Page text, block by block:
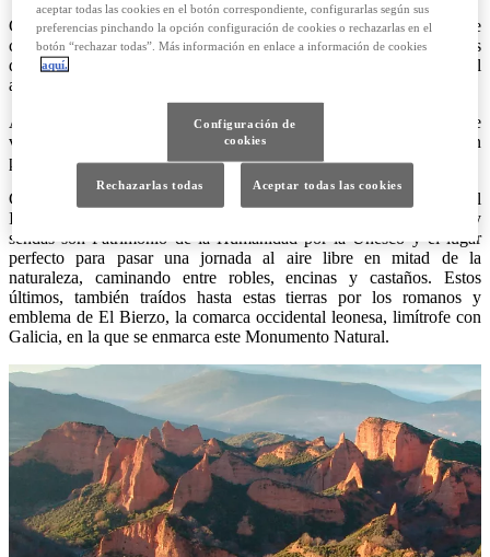
Cae el sol sobre Las Médulas. La luz, hipnótica, estalla fulgurante
contra los pináculos de arenisca roja de estas montañas leonesas
desgarradas por los romanos para extraer oro hace más de dos mil
años.
Arde la tierra, dejando ante nuestros ojos un espectáculo visual que
vale mucho más que aquel millón y medio de pepitas que sirvieron
para engordar las arcas de Roma en la época de Augusto.
Consideradas la mayor mina de oro a cielo abierto de todo el
Imperio Romano, hoy sus canales, grutas, barrancos, cuevas y
sendas son Patrimonio de la Humanidad por la Unesco y el lugar
perfecto para pasar una jornada al aire libre en mitad de la
naturaleza, caminando entre robles, encinas y castaños. Estos
últimos, también traídos hasta estas tierras por los romanos y
emblema de El Bierzo, la comarca occidental leonesa, limítrofe con
Galicia, en la que se enmarca este Monumento Natural.
aceptar todas las cookies en el botón correspondiente, configurarlas según sus
preferencias pinchando la opción configuración de cookies o rechazarlas en el
botón “rechazar todas”. Más información en enlace a información de cookies
aquí.
Configuración de
cookies
Rechazarlas todas Aceptar todas las cookies